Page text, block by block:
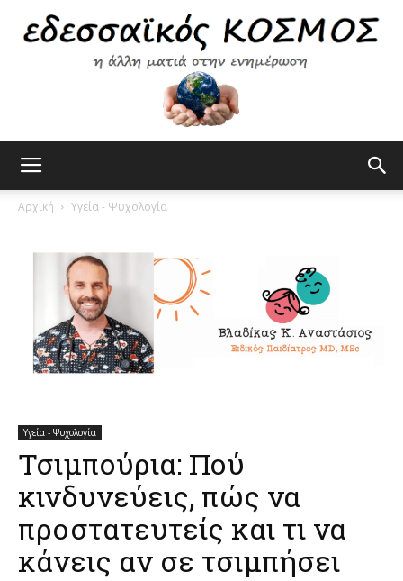
Αρχική Υγεία - Ψυχολογία
Υγεία - Ψυχολογία
Τσιμπούρια: Πού
κινδυνεύεις, πώς να
προστατευτείς και τι να
κάνεις αν σε τσιμπήσει